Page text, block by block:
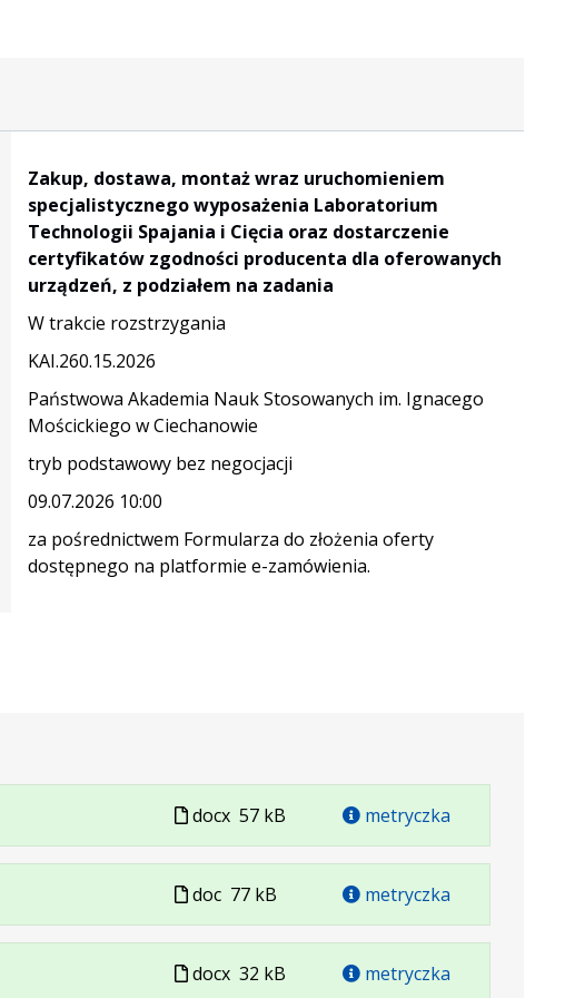
Zakup, dostawa, montaż wraz uruchomieniem
specjalistycznego wyposażenia Laboratorium
Technologii Spajania i Cięcia oraz dostarczenie
certyfikatów zgodności producenta dla oferowanych
urządzeń, z podziałem na zadania
W trakcie rozstrzygania
KAI.260.15.2026
Państwowa Akademia Nauk Stosowanych im. Ignacego
Mościckiego w Ciechanowie
tryb podstawowy bez negocjacji
09.07.2026 10:00
za pośrednictwem Formularza do złożenia oferty
dostępnego na platformie e-zamówienia.
Plik
w
formacie
docx 57 kB metryczka
Plik
w
formacie
doc 77 kB metryczka
Plik
docx 32 kB metryczka